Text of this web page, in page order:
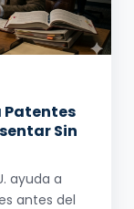
Patentes
Sin
ayuda a
antes del